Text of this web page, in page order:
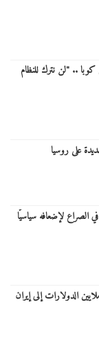
.. "لن نترك للنظام
على روسيا
الصراع لإضعافه سياسيًا
الدولارات إلى إيران